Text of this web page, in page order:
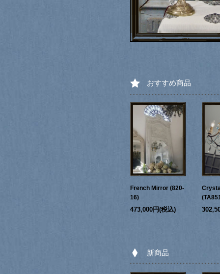
おすすめ商品
French Mirror (820-
16)
473,000円(税込)
新商品